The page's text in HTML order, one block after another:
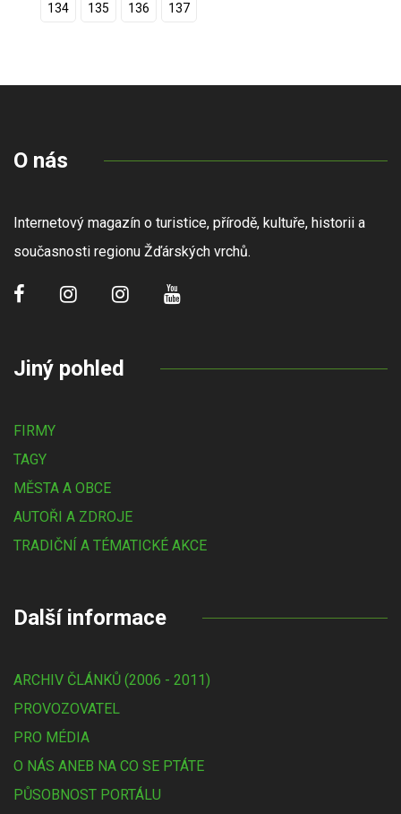
134 135 136 137
O nás
Internetový magazín o turistice, přírodě, kultuře, historii a
současnosti regionu Žďárských vrchů.
Jiný pohled
FIRMY
TAGY
MĚSTA A OBCE
AUTOŘI A ZDROJE
TRADIČNÍ A TÉMATICKÉ AKCE
Další informace
ARCHIV ČLÁNKŮ (2006 - 2011)
PROVOZOVATEL
PRO MÉDIA
O NÁS ANEB NA CO SE PTÁTE
PŮSOBNOST PORTÁLU